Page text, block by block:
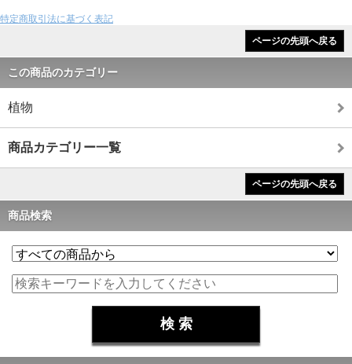
特定商取引法に基づく表記
ページの先頭へ戻る
この商品のカテゴリー
植物
商品カテゴリー一覧
ページの先頭へ戻る
商品検索